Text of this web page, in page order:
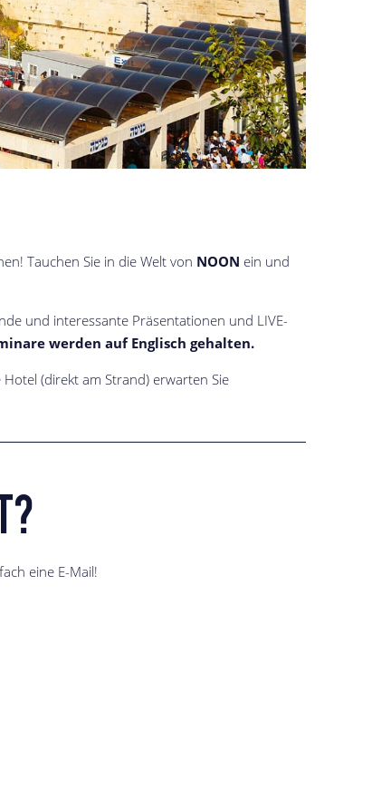
Tauchen Sie in die Welt von NOON ein und
und interessante Präsentationen und LIVE-
werden auf Englisch gehalten.
(direkt am Strand) erwarten Sie
eine E-Mail!